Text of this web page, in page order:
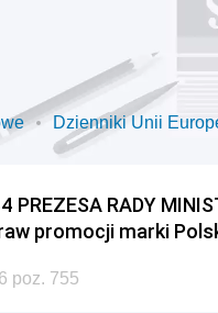
Dzienniki Unii
PREZESA RADY
promocji marki
poz. 755